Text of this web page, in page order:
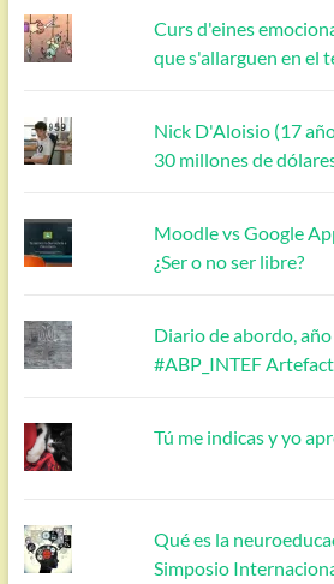
Curs d'eines
que s'allarguen en el
Nick D'Aloisio (17
30 millones de
Moodle vs Google
¿Ser o no ser libre?
Diario de abordo,
#ABP_INTEF
Tú me indicas y yo
Qué es la
Simposio